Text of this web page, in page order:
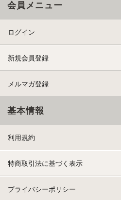
会員メニュー
ログイン
新規会員登録
メルマガ登録
基本情報
利用規約
特商取引法に基づく表示
プライバシーポリシー